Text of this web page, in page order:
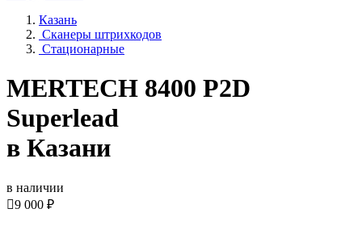
Казань
Сканеры штрихкодов
Стационарные
MERTECH 8400 P2D
Superlead
в Казани
в наличии
9 000 ₽